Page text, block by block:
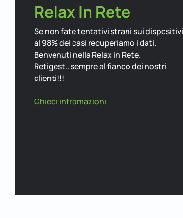
Relax In Rete
Se non fate tentativi strani sui dispositivi
al 98% dei casi recuperiamo i dati.
Benvenuti nella Relax in Rete.
Retigest.. sempre al fianco dei nostri
clienti!!!
Chiedi infromazioni